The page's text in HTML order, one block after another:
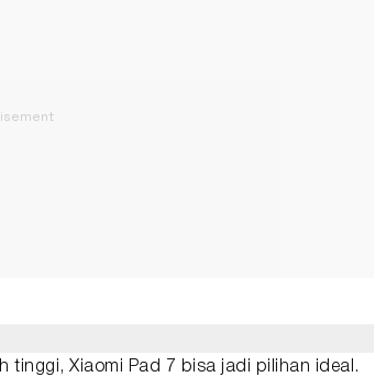
tinggi, Xiaomi Pad 7 bisa jadi pilihan ideal.